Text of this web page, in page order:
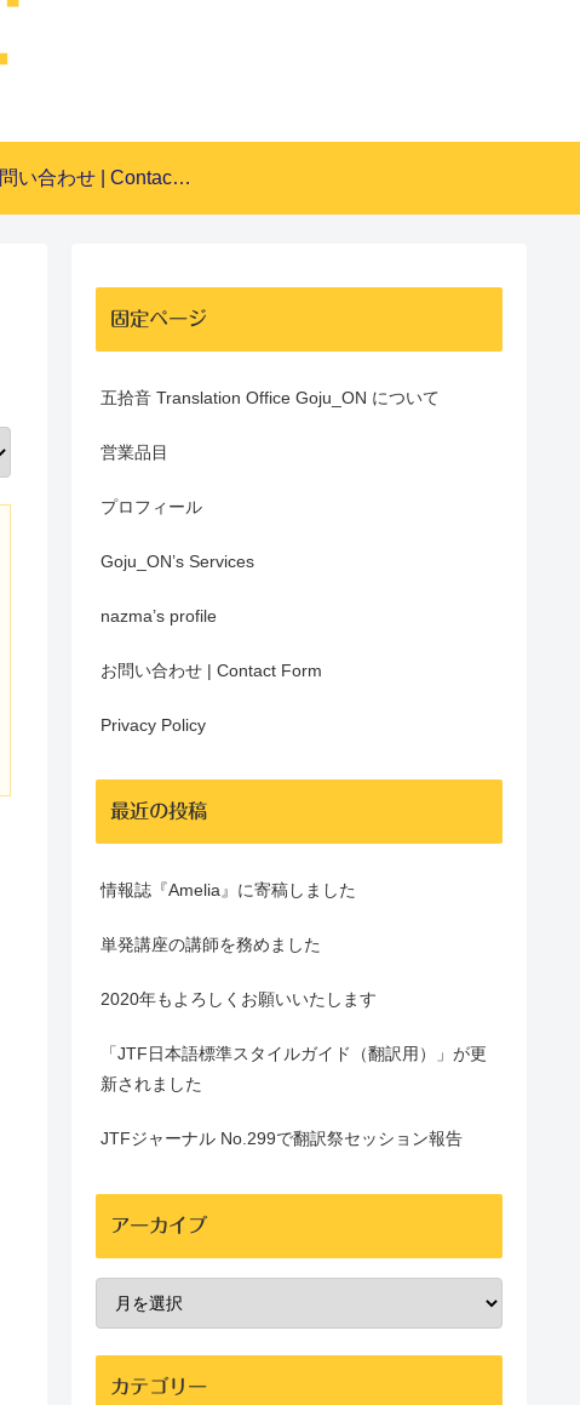
お問い合わせ | Contact Form
固定ページ
五拾音 Translation Office Goju_ON について
営業品目
プロフィール
Goju_ON’s Services
nazma’s profile
お問い合わせ | Contact Form
Privacy Policy
最近の投稿
情報誌『Amelia』に寄稿しました
単発講座の講師を務めました
2020年もよろしくお願いいたします
「JTF日本語標準スタイルガイド（翻訳用）」が更
新されました
JTFジャーナル No.299で翻訳祭セッション報告
アーカイブ
カテゴリー